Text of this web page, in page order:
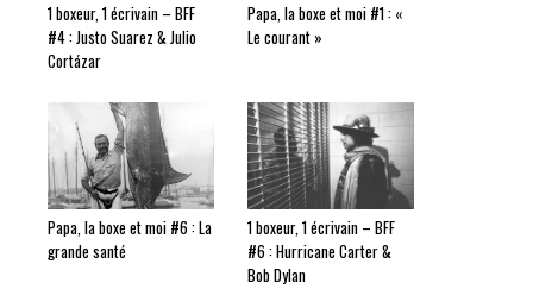
1 boxeur, 1 écrivain – BFF
#4 : Justo Suarez & Julio
Cortázar
Papa, la boxe et moi #1 : «
Le courant »
Papa, la boxe et moi #6 : La
grande santé
1 boxeur, 1 écrivain – BFF
#6 : Hurricane Carter &
Bob Dylan